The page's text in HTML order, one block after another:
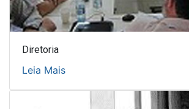
Diretoria
Leia Mais